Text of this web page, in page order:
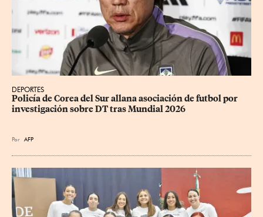
DEPORTES
Policía de Corea del Sur allana asociación de futbol por
investigación sobre DT tras Mundial 2026
Por AFP